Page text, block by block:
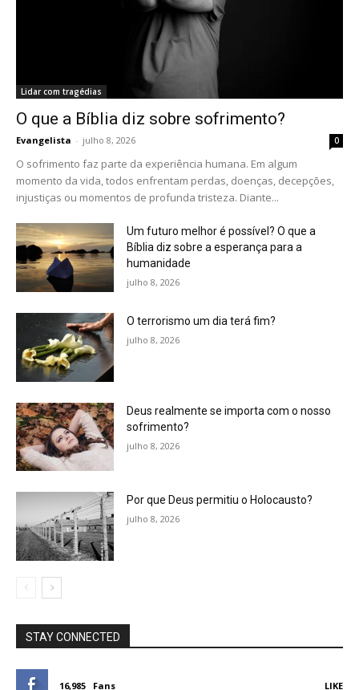
Lidar com tragédias
O que a Bíblia diz sobre sofrimento?
Evangelista - julho 8, 2026 0
O sofrimento faz parte da experiência humana. Em algum
momento da vida, todos enfrentam perdas, doenças, decepções,
injustiças ou momentos de profunda tristeza. Diante...
Um futuro melhor é possível? O que a
Bíblia diz sobre a esperança para a
humanidade
julho 8, 2026
O terrorismo um dia terá fim?
julho 8, 2026
Deus realmente se importa com o nosso
sofrimento?
julho 8, 2026
Por que Deus permitiu o Holocausto?
julho 8, 2026
STAY CONNECTED
16,985 Fans LIKE